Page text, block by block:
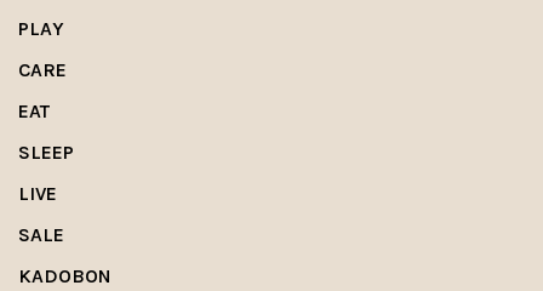
PLAY
CARE
EAT
SLEEP
LIVE
SALE
KADOBON